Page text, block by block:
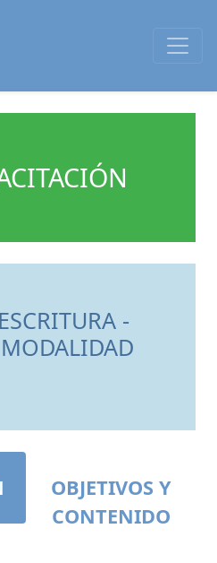
-
OBJETIVOS Y
CONTENIDO